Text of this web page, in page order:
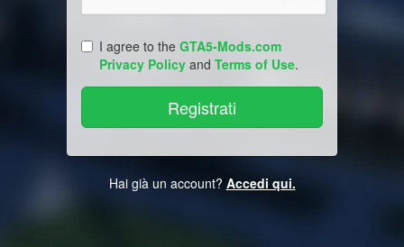
I agree to the GTA5-Mods.com
Privacy Policy and Terms of Use.
Hai già un account? Accedi qui.